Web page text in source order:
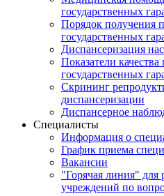
государственных
Порядок получения
государственных
Диспансеризация
Показатели
государственных
Скрининг
диспансеризации
Диспансерное
Специалисты
Информация о
График приема
Вакансии
"Горячая линия"
учреждений по